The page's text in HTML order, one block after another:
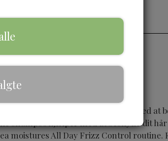
Frizz Control shampoo hjælper med at
shampoo hjælper med at beskytte dit
moistures All Day Frizz Control routine.